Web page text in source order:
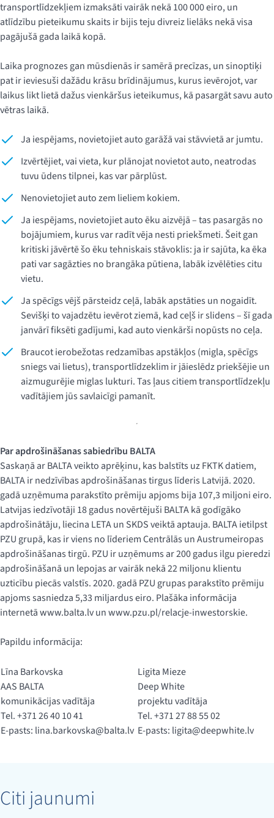
transportlīdzekļiem izmaksāti vairāk nekā 100 000 eiro, un
atlīdzību pieteikumu skaits ir bijis teju divreiz lielāks nekā visa
pagājušā gada laikā kopā.
Laika prognozes gan mūsdienās ir samērā precīzas, un sinoptiķi
pat ir ieviesuši dažādu krāsu brīdinājumus, kurus ievērojot, var
laikus likt lietā dažus vienkāršus ieteikumus, kā pasargāt savu auto
vētras laikā.
Ja iespējams, novietojiet auto garāžā vai stāvvietā ar jumtu.
Izvērtējiet, vai vieta, kur plānojat novietot auto, neatrodas
tuvu ūdens tilpnei, kas var pārplūst.
Nenovietojiet auto zem lieliem kokiem.
Ja iespējams, novietojiet auto ēku aizvējā – tas pasargās no
bojājumiem, kurus var radīt vēja nesti priekšmeti. Šeit gan
kritiski jāvērtē šo ēku tehniskais stāvoklis: ja ir sajūta, ka ēka
pati var sagāzties no brangāka pūtiena, labāk izvēlēties citu
vietu.
Ja spēcīgs vējš pārsteidz ceļā, labāk apstāties un nogaidīt.
Sevišķi to vajadzētu ievērot ziemā, kad ceļš ir slidens – šī gada
janvārī fiksēti gadījumi, kad auto vienkārši nopūsts no ceļa.
Braucot ierobežotas redzamības apstākļos (migla, spēcīgs
sniegs vai lietus), transportlīdzeklim ir jāieslēdz priekšējie un
aizmugurējie miglas lukturi. Tas ļaus citiem transportlīdzekļu
vadītājiem jūs savlaicīgi pamanīt.
Par apdrošināšanas sabiedrību BALTA
Saskaņā ar BALTA veikto aprēķinu, kas balstīts uz FKTK datiem,
BALTA ir nedzīvības apdrošināšanas tirgus līderis Latvijā. 2020.
gadā uzņēmuma parakstīto prēmiju apjoms bija 107,3 miljoni eiro.
Latvijas iedzīvotāji 18 gadus novērtējuši BALTA kā godīgāko
apdrošinātāju, liecina LETA un SKDS veiktā aptauja. BALTA ietilpst
PZU grupā, kas ir viens no līderiem Centrālās un Austrumeiropas
apdrošināšanas tirgū. PZU ir uzņēmums ar 200 gadus ilgu pieredzi
apdrošināšanā un lepojas ar vairāk nekā 22 miljonu klientu
uzticību piecās valstīs. 2020. gadā PZU grupas parakstīto prēmiju
apjoms sasniedza 5,33 miljardus eiro. Plašāka informācija
internetā www.balta.lv un www.pzu.pl/relacje-inwestorskie.
Papildu informācija:
Līna Barkovska
AAS BALTA
komunikācijas vadītāja
Tel. +371 26 40 10 41
E-pasts: lina.barkovska@balta.lv
Ligita Mieze
Deep White
projektu vadītāja
Tel. +371 27 88 55 02
E-pasts: ligita@deepwhite.lv
Citi jaunumi